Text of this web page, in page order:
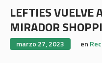
LEFTIES VUELVE
MIRADOR
marzo 27, 2023 en